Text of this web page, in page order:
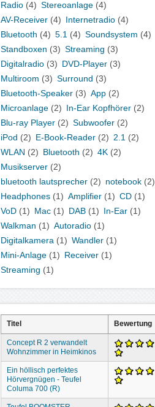
Radio (4) Stereoanlage (4)
AV-Receiver (4) Internetradio (4)
Bluetooth (4) 5.1 (4) Soundsystem (4)
Standboxen (3) Streaming (3)
Digitalradio (3) DVD-Player (3)
Multiroom (3) Surround (3)
Bluetooth-Speaker (3) App (2)
Microanlage (2) In-Ear Kopfhörer (2)
Blu-ray Player (2) Subwoofer (2)
iPod (2) E-Book-Reader (2) 2.1 (2)
WLAN (2) Bluetooth (2) 4K (2)
Musikserver (2)
bluetooth lautsprecher (2) notebook (2)
Headphones (1) Amplifier (1) CD (1)
VoD (1) Mac (1) DAB (1) In-Ear (1)
Walkman (1) Autoradio (1)
Digitalkamera (1) Wandler (1)
Mini-Anlage (1) Receiver (1)
Streaming (1)
Titel Bewertung
Concept R 2 verwandelt
Wohnzimmer in Heimkinos
Ein höllisch perfektes
Hörvergnügen - Teufel
Columa 700 (R)